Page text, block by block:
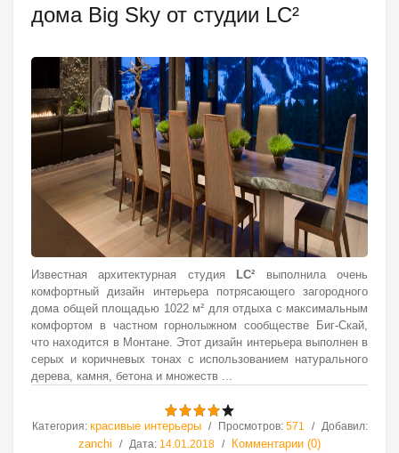
дома Big Sky от студии LC²
Известная архитектурная студия LC² выполнила очень
комфортный дизайн интерьера потрясающего загородного
дома общей площадью 1022 м² для отдыха c максимальным
комфортом в частном горнолыжном сообществе Биг-Скай,
что находится в Монтане. Этот дизайн интерьера выполнен в
серых и коричневых тонах с использованием натурального
дерева, камня, бетона и множеств ...
Категория: красивые интерьеры Просмотров: 571 Добавил:
zanchi Дата: 14.01.2018 Комментарии (0)